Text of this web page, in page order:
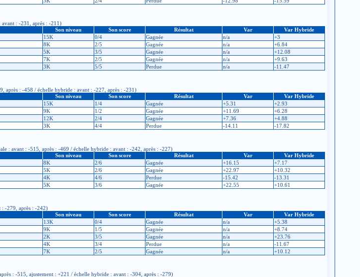
: -231, après : -211)
Son niveau Son score Résultat Var
Var Hybride
15K 0/4 Gagnée n/a
+3
8K 2/5 Gagnée n/a
+6.84
5K 3/5 Gagnée n/a
+12.08
7K 2/5 Gagnée n/a
+9.63
3K 5/5 Perdue n/a -11.47
: -458 / échelle hybride : avant : -227, après : -231)
Son niveau Son score Résultat Var
Var Hybride
15K 1/4 Gagnée +5.31
+2.93
9K 1/2 Gagnée +11.69
+6.28
12K 2/4 Gagnée +7.36
+4.88
3K 4/4 Perdue -14.11 -17.82
avant : -515, après : -469 / échelle hybride : avant : -242, après : -227)
Son niveau Son score Résultat Var
Var Hybride
8K 2/6 Gagnée +16.15
+7.17
5K 2/6 Gagnée +22.97
+10.32
4K 4/6 Perdue -15.42
-13.31
5K 3/6 Gagnée +22.55 +10.61
-279, après : -242)
Son niveau Son score Résultat Var
Var Hybride
13K 0/4 Gagnée n/a
+5.38
9K 1/5 Gagnée n/a
+8.74
2K 3/5 Gagnée n/a
+23.76
4K 3/4 Perdue n/a
-11.67
7K 2/5 Gagnée n/a +10.12
: -515, ajustement : +221 / échelle hybride : avant : -304, après : -279)